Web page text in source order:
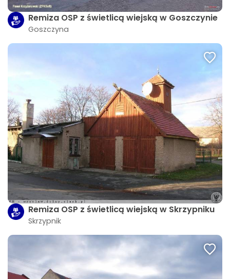
Remiza OSP z świetlicą wiejską w Goszczynie
Goszczyna
Remiza OSP z świetlicą wiejską w Skrzypniku
Skrzypnik